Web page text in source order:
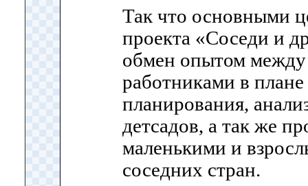
Так что основными
проекта «Соседи и
обмен опытом между
работниками в плане
планирования,
детсадов, а так же
маленькими и
соседних стран.